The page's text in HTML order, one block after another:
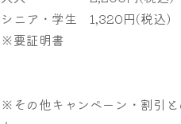
シニア・学生 1,320円(税
※要証明書
※その他キャンペーン・割引